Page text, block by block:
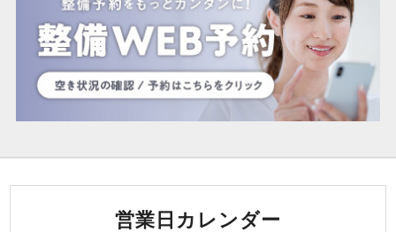
営業日カレンダー